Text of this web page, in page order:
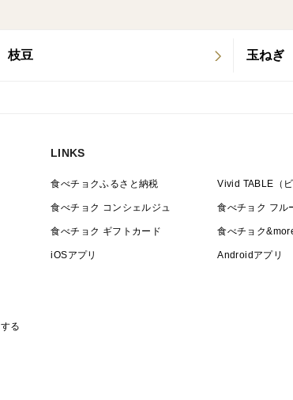
枝豆 玉ねぎ
る
LINKS
食べチョクふるさと納税 Vivid TABLE（
食べチョク コンシェルジュ 食べチョク フル
食べチョク ギフトカード 食べチョク
iOSアプリ Androidアプリ